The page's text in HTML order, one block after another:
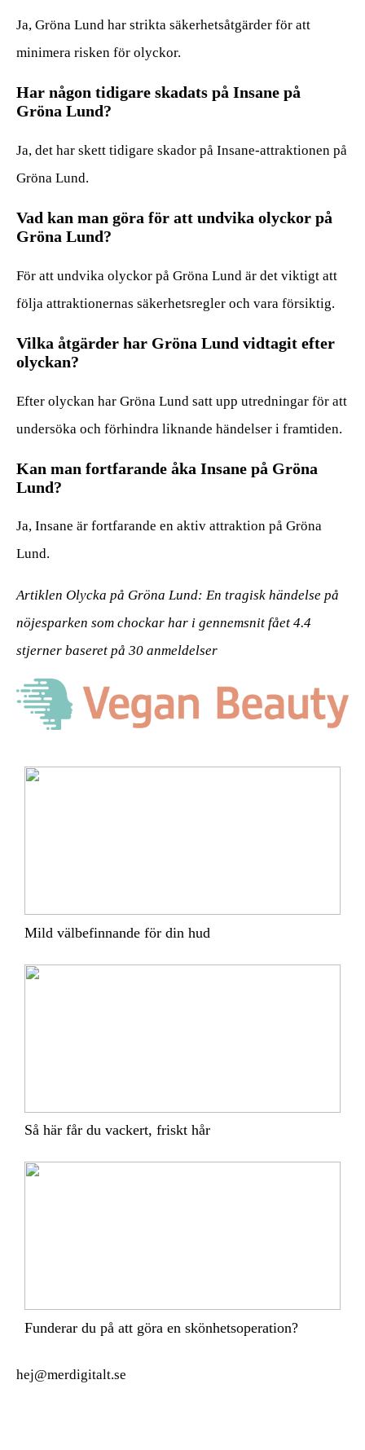
Ja, Gröna Lund har strikta säkerhetsåtgärder för att
minimera risken för olyckor.
Har någon tidigare skadats på Insane på
Gröna Lund?
Ja, det har skett tidigare skador på Insane-attraktionen på
Gröna Lund.
Vad kan man göra för att undvika olyckor på
Gröna Lund?
För att undvika olyckor på Gröna Lund är det viktigt att
följa attraktionernas säkerhetsregler och vara försiktig.
Vilka åtgärder har Gröna Lund vidtagit efter
olyckan?
Efter olyckan har Gröna Lund satt upp utredningar för att
undersöka och förhindra liknande händelser i framtiden.
Kan man fortfarande åka Insane på Gröna
Lund?
Ja, Insane är fortfarande en aktiv attraktion på Gröna
Lund.
Artiklen Olycka på Gröna Lund: En tragisk händelse på
nöjesparken som chockar har i gennemsnit fået 4.4
stjerner baseret på 30 anmeldelser
Mild välbefinnande för din hud
Så här får du vackert, friskt hår
Funderar du på att göra en skönhetsoperation?
hej@merdigitalt.se